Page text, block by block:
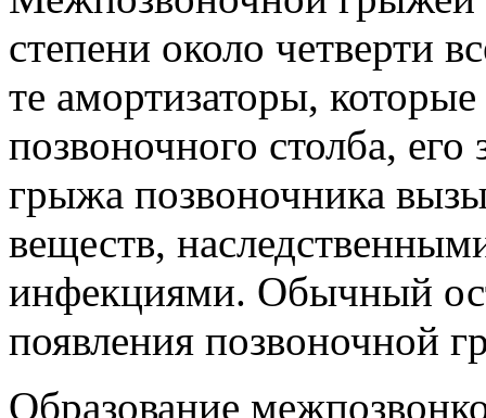
степени около четверти
те амортизаторы,
позвоночного столба,
грыжа позвоночника
веществ,
инфекциями. Обычный
появления позвоночной
Образование